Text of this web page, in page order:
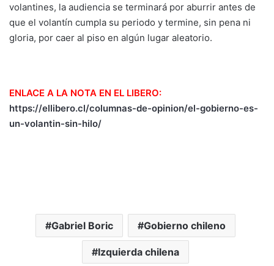
volantines, la audiencia se terminará por aburrir antes de
que el volantín cumpla su periodo y termine, sin pena ni
gloria, por caer al piso en algún lugar aleatorio.
ENLACE A LA NOTA EN EL LIBERO:
https://ellibero.cl/columnas-de-opinion/el-gobierno-es-
un-volantin-sin-hilo/
Gabriel Boric Gobierno chileno
Izquierda chilena